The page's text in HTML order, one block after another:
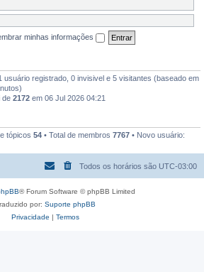
minhas informações
usuário registrado, 0 invisivel e 5 visitantes (baseado em
de 2172 em 06 Jul 2026 04:21
tópicos 54 • Total de membros 7767 • Novo usuário:
Todos os horários são UTC-03:00
® Forum Software © phpBB Limited
por: Suporte phpBB
Privacidade | Termos